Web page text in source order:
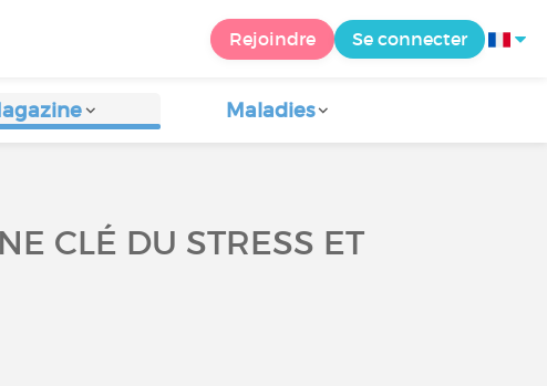
Rejoindre Se connecter
Maladies
CLÉ DU STRESS ET